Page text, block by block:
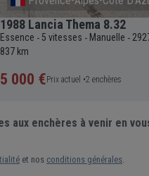
1971 Maserati Indy 4900
Essence -5 vitesses - Manuelle -
miles
Pré-enchère
aux enchères à venir en
et nos conditions générales